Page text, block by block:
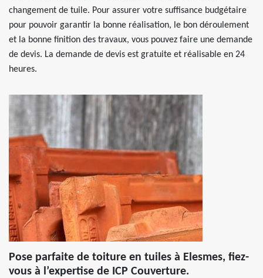
changement de tuile. Pour assurer votre suffisance budgétaire
pour pouvoir garantir la bonne réalisation, le bon déroulement
et la bonne finition des travaux, vous pouvez faire une demande
de devis. La demande de devis est gratuite et réalisable en 24
heures.
Pose parfaite de toiture en tuiles à Elesmes, fiez-
vous à l’expertise de ICP Couverture.